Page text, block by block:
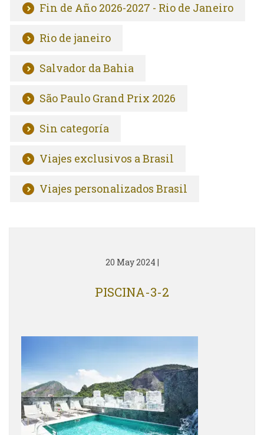
Fin de Año 2026-2027 - Rio de Janeiro
Rio de janeiro
Salvador da Bahia
São Paulo Grand Prix 2026
Sin categoría
Viajes exclusivos a Brasil
Viajes personalizados Brasil
20 May 2024 |
PISCINA-3-2